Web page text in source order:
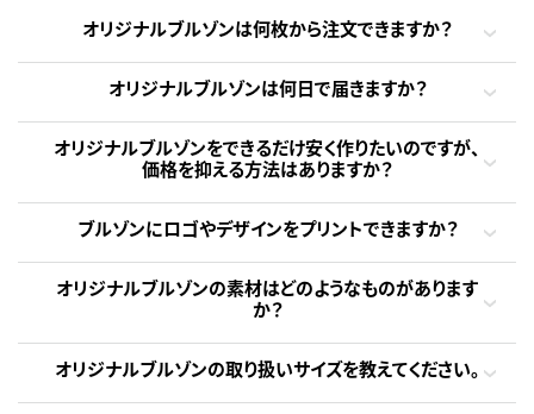
オリジナルブルゾンは何枚から注文できますか？
オリジナルブルゾンは何日で届きますか？
オリジナルブルゾンをできるだけ安く作りたいのですが、
価格を抑える方法はありますか？
ブルゾンにロゴやデザインをプリントできますか？
オリジナルブルゾンの素材はどのようなものがあります
か？
オリジナルブルゾンの取り扱いサイズを教えてください。